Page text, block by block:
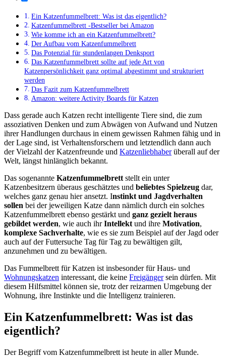
Ein Katzenfummelbrett: Was ist das eigentlich?
Katzenfummelbrett -Bestseller bei Amazon
Wie komme ich an ein Katzenfummelbrett?
Der Aufbau vom Katzenfummelbrett
Das Potenzial für stundenlangen Denksport
Das Katzenfummelbrett sollte auf jede Art von
Katzenpersönlichkeit ganz optimal abgestimmt und strukturiert
werden
Das Fazit zum Katzenfummelbrett
Amazon: weitere Activity Boards für Katzen
Dass gerade auch Katzen recht intelligente Tiere sind, die zum
assoziativen Denken und zum Abwägen von Aufwand und Nutzen
ihrer Handlungen durchaus in einem gewissen Rahmen fähig und in
der Lage sind, ist Verhaltensforschern und letztendlich dann auch
der Vielzahl der Katzenfreunde und Katzenliebhaberüberall auf der
Welt, längst hinlänglich bekannt.
Das sogenannte Katzenfummelbrett stellt ein unter
Katzenbesitzern überaus geschätztes und beliebtes Spielzeug dar,
welches ganz genau hier ansetzt. Instinkt und Jagdverhalten
sollen bei der jeweiligen Katze dann nämlich durch ein solches
Katzenfummelbrett ebenso gestärkt und ganz gezielt heraus
gebildet werden, wie auch ihrIntellekt und ihre Motivation,
komplexe Sachverhalte, wie es sie zum Beispiel auf der Jagd oder
auch auf der Futtersuche Tag für Tag zu bewältigen gilt,
anzunehmen und zu bewältigen.
Das Fummelbrett für Katzen ist insbesonder für Haus- und
Wohnungskatzen interessant, die keine Freigängersein dürfen. Mit
diesem Hilfsmittel können sie, trotz der reizarmen Umgebung der
Wohnung, ihre Instinkte und die Intelligenz trainieren.
Ein Katzenfummelbrett: Was ist das
eigentlich?
Der Begriff vom Katzenfummelbrett ist heute in aller Munde.